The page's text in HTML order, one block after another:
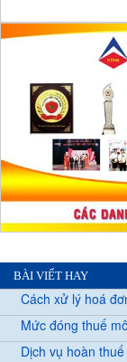
BÀI VIẾT HAY
Cách xử lý hoá
Mức đóng thuế
Dịch vụ hoàn thuế